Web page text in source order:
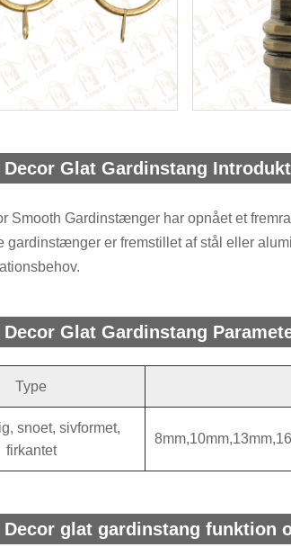
Decor Glat Gardinstang
Smooth Gardinstænger har opnået et
gardinstænger er fremstillet af stål eller
Decor Glat Gardinstang
Type
snoet, sivformet,
firkantet
Decor glat gardinstang funktion